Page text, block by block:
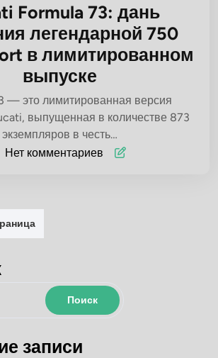
Formula 73: дань
легендарной 750
в лимитированном
выпуске
— это лимитированная версия
выпущенная в количестве 873
экземпляров в честь…
Нет комментариев
Поиск
записи